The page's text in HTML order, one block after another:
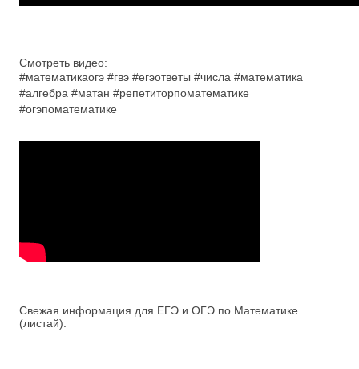
Смотреть видео:
#математикаогэ #гвэ #егэответы #числа #математика
#алгебра #матан #репетиторпоматематике
#огэпоматематике
Свежая информация для ЕГЭ и ОГЭ по Математике
(листай):